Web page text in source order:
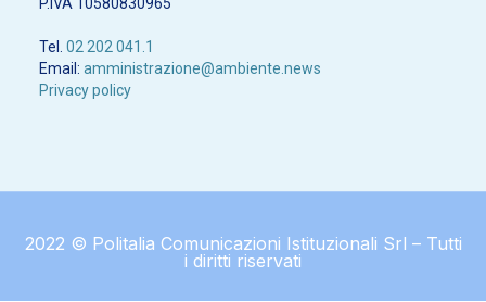
Tel. 02 202 041.1
Email: amministrazione@ambiente.news
Privacy policy
2022 © Politalia Comunicazioni Istituzionali Srl – Tutti
i diritti riservati